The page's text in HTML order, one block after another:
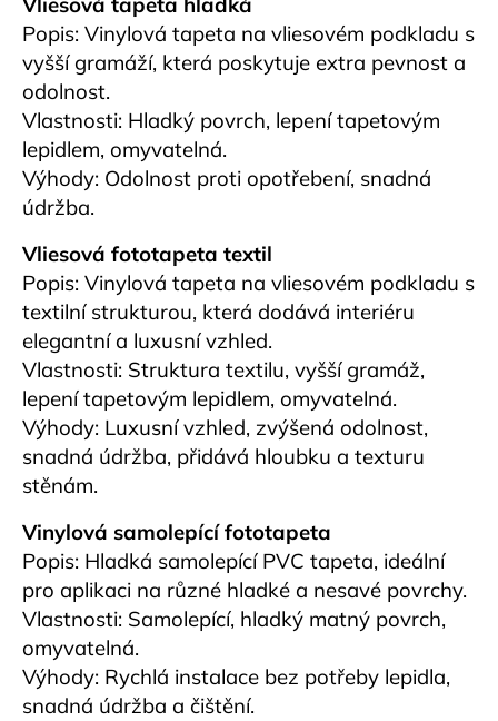
Popis: Vinylová tapeta na vliesovém podkladu s
vyšší gramáží, která poskytuje extra pevnost a
odolnost.
Vlastnosti: Hladký povrch, lepení tapetovým
lepidlem, omyvatelná.
Výhody: Odolnost proti opotřebení, snadná
údržba.
Vliesová fototapeta textil
Popis: Vinylová tapeta na vliesovém podkladu s
textilní strukturou, která dodává interiéru
elegantní a luxusní vzhled.
Vlastnosti: Struktura textilu, vyšší gramáž,
lepení tapetovým lepidlem, omyvatelná.
Výhody: Luxusní vzhled, zvýšená odolnost,
snadná údržba, přidává hloubku a texturu
stěnám.
Vinylová samolepící fototapeta
Popis: Hladká samolepící PVC tapeta, ideální
pro aplikaci na různé hladké a nesavé povrchy.
Vlastnosti: Samolepící, hladký matný povrch,
omyvatelná.
Výhody: Rychlá instalace bez potřeby lepidla,
snadná údržba a čištění.